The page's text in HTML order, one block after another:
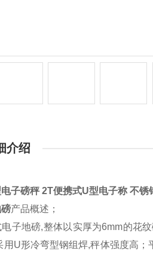
介绍
子磅秤 2T便携式U型电子称 不锈
产品概述；
子地磅,整体以实厚为6mm的花
用U形冷弯型钢组焊,秤体强度高